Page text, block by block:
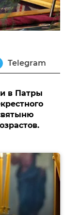
Telegram
в Патры